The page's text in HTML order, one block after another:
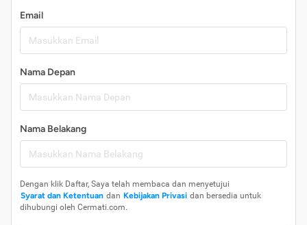
Email
Nama Depan
Nama Belakang
Dengan klik Daftar, Saya telah membaca dan menyetujui
Syarat dan Ketentuan dan Kebijakan Privasi dan bersedia untuk
dihubungi oleh Cermati.com.